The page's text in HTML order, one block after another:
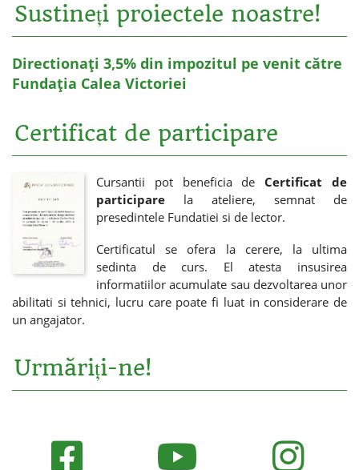
Sustineți proiectele noastre!
Directionați 3,5% din impozitul pe venit către
Fundația Calea Victoriei
Certificat de participare
Cursantii pot beneficia de Certificat de
participare la ateliere, semnat de
presedintele Fundatiei si de lector.
Certificatul se ofera la cerere, la ultima
sedinta de curs. El atesta insusirea
informatiilor acumulate sau dezvoltarea unor
abilitati si tehnici, lucru care poate fi luat in considerare de
un angajator.
Urmăriți-ne!